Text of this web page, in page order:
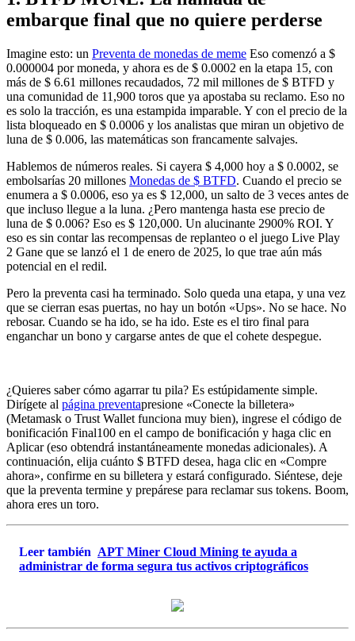
embarque final que no quiere perderse
Imagine esto: un Preventa de monedas de meme Eso comenzó a $
0.000004 por moneda, y ahora es de $ 0.0002 en la etapa 15, con
más de $ 6.61 millones recaudados, 72 mil millones de $ BTFD y
una comunidad de 11,900 toros que ya apostaba su reclamo. Eso no
es solo la tracción, es una estampida imparable. Y con el precio de la
lista bloqueado en $ 0.0006 y los analistas que miran un objetivo de
luna de $ 0.006, las matemáticas son francamente salvajes.
Hablemos de números reales. Si cayera $ 4,000 hoy a $ 0.0002, se
embolsarías 20 millones Monedas de $ BTFD. Cuando el precio se
enumera a $ 0.0006, eso ya es $ 12,000, un salto de 3 veces antes de
que incluso llegue a la luna. ¿Pero mantenga hasta ese precio de
luna de $ 0.006? Eso es $ 120,000. Un alucinante 2900% ROI. Y
eso es sin contar las recompensas de replanteo o el juego Live Play
2 Gane que se lanzó el 1 de enero de 2025, lo que trae aún más
potencial en el redil.
Pero la preventa casi ha terminado. Solo queda una etapa, y una vez
que se cierran esas puertas, no hay un botón «Ups». No se hace. No
rebosar. Cuando se ha ido, se ha ido. Este es el tiro final para
enganchar un bono y cargarse antes de que el cohete despegue.
¿Quieres saber cómo agarrar tu pila? Es estúpidamente simple.
Dirígete al página preventapresione «Conecte la billetera»
(Metamask o Trust Wallet funciona muy bien), ingrese el código de
bonificación Final100 en el campo de bonificación y haga clic en
Aplicar (eso obtendrá instantáneamente monedas adicionales). A
continuación, elija cuánto $ BTFD desea, haga clic en «Compre
ahora», confirme en su billetera y estará configurado. Siéntese, deje
que la preventa termine y prepárese para reclamar sus tokens. Boom,
ahora eres un toro.
Leer también APT Miner Cloud Mining te ayuda a
administrar de forma segura tus activos criptográficos